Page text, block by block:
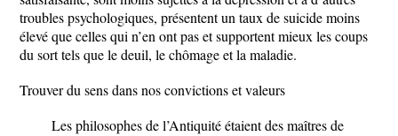
troubles psychologiques, présentent un taux de suicide moins
élevé que celles qui n’en ont pas et supportent mieux les coups
du sort tels que le deuil, le chômage et la maladie.
Trouver du sens dans nos convictions et valeurs
Les philosophes de l’Antiquité étaient des maîtres de